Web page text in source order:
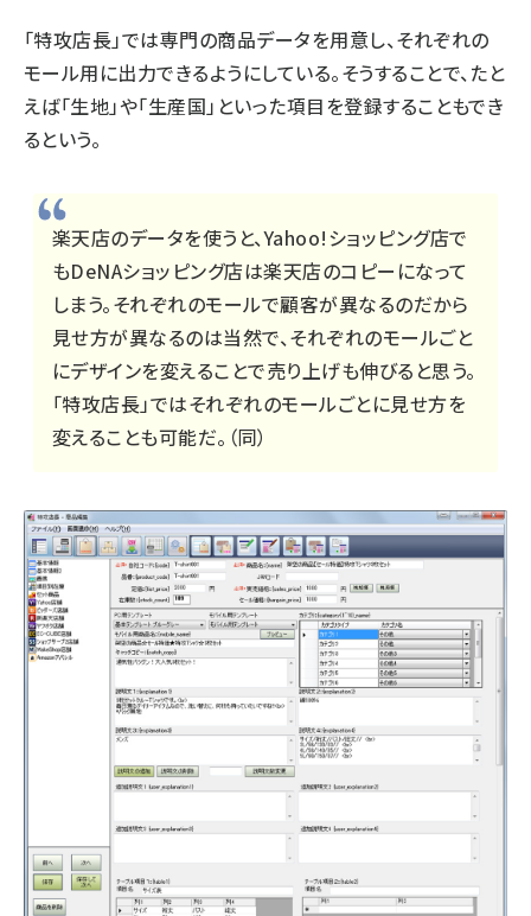
「特攻店長」では専門の商品データを用意し、それぞれの
モール用に出力できるようにしている。そうすることで、たと
えば「生地」や「生産国」といった項目を登録することもでき
るという。
楽天店のデータを使うと、Yahoo!ショッピング店で
もDeNAショッピング店は楽天店のコピーになって
しまう。それぞれのモールで顧客が異なるのだから
見せ方が異なるのは当然で、それぞれのモールごと
にデザインを変えることで売り上げも伸びると思う。
「特攻店長」ではそれぞれのモールごとに見せ方を
変えることも可能だ。（同）